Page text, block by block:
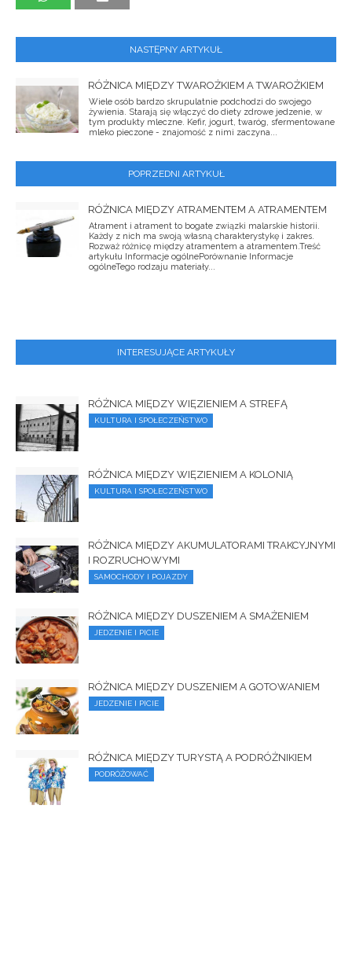
NASTĘPNY ARTYKUŁ
RÓŻNICA MIĘDZY TWAROŻKIEM A TWAROŻKIEM
Wiele osób bardzo skrupulatnie podchodzi do swojego
żywienia. Starają się włączyć do diety zdrowe jedzenie, w
tym produkty mleczne. Kefir, jogurt, twaróg, sfermentowane
mleko pieczone - znajomość z nimi zaczyna...
POPRZEDNI ARTYKUŁ
RÓŻNICA MIĘDZY ATRAMENTEM A ATRAMENTEM
Atrament i atrament to bogate związki malarskie historii.
Każdy z nich ma swoją własną charakterystykę i zakres.
Rozważ różnicę między atramentem a atramentem.Treść
artykułu Informacje ogólnePorównanie Informacje
ogólneTego rodzaju materiały...
INTERESUJĄCE ARTYKUŁY
RÓŻNICA MIĘDZY WIĘZIENIEM A STREFĄ
KULTURA I SPOŁECZEŃSTWO
RÓŻNICA MIĘDZY WIĘZIENIEM A KOLONIĄ
KULTURA I SPOŁECZEŃSTWO
RÓŻNICA MIĘDZY AKUMULATORAMI TRAKCYJNYMI
I ROZRUCHOWYMI
SAMOCHODY I POJAZDY
RÓŻNICA MIĘDZY DUSZENIEM A SMAŻENIEM
JEDZENIE I PICIE
RÓŻNICA MIĘDZY DUSZENIEM A GOTOWANIEM
JEDZENIE I PICIE
RÓŻNICA MIĘDZY TURYSTĄ A PODRÓŻNIKIEM
PODRÓŻOWAĆ